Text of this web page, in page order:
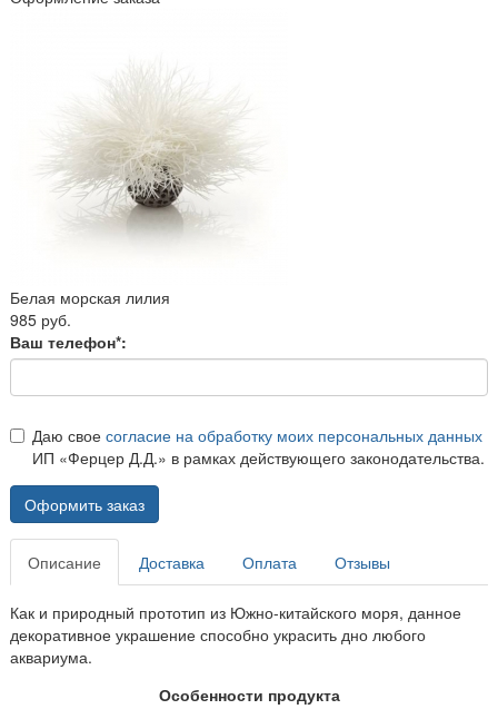
Белая морская лилия
985 руб.
Ваш телефон*:
Даю свое согласие на обработку моих персональных данных
ИП «Ферцер Д.Д.» в рамках действующего законодательства.
Оформить заказ
Описание Доставка Оплата Отзывы
Как и природный прототип из Южно-китайского моря, данное
декоративное украшение способно украсить дно любого
аквариума.
Особенности продукта